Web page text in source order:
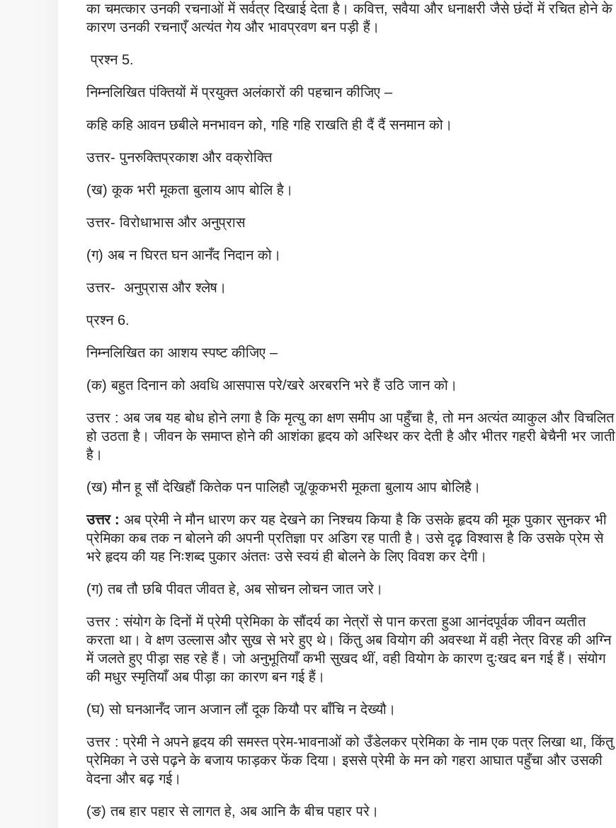
का चमत्कार उनकी रचनाओं में सर्वत्र दिखाई देता है। कवित्त, सवैया और धनाक्षरी जैसे छंदों में रचित होने के
कारण उनकी रचनाएँ अत्यंत गेय और भावप्रवण बन पड़ी हैं।
प्रश्न 5.
निम्नलिखित पंक्तियों में प्रयुक्त अलंकारों की पहचान कीजिए –
कहि कहि आवन छबीले मनभावन को, गहि गहि राखति ही दैं दैं सनमान को।
उत्तर- पुनरुक्तिप्रकाश और वक्रोक्ति
(ख) कूक भरी मूकता बुलाय आप बोलि है।
उत्तर- विरोधाभास और अनुप्रास
(ग) अब न घिरत घन आनँद निदान को।
उत्तर- अनुप्रास और श्लेष।
प्रश्न 6.
निम्नलिखित का आशय स्पष्ट कीजिए –
(क) बहुत दिनान को अवधि आसपास परे/खरे अरबरनि भरे हैं उठि जान को।
उत्तर : अब जब यह बोध होने लगा है कि मृत्यु का क्षण समीप आ पहुँचा है, तो मन अत्यंत व्याकुल और विचलित
हो उठता है। जीवन के समाप्त होने की आशंका हृदय को अस्थिर कर देती है और भीतर गहरी बेचैनी भर जाती
है।
(ख) मौन हू सौं देखिहौं कितेक पन पालिहौ जू/कूकभरी मूकता बुलाय आप बोलिहै।
उत्तर : अब प्रेमी ने मौन धारण कर यह देखने का निश्चय किया है कि उसके हृदय की मूक पुकार सुनकर भी
प्रेमिका कब तक न बोलने की अपनी प्रतिज्ञा पर अडिग रह पाती है। उसे दृढ़ विश्वास है कि उसके प्रेम से
भरे हृदय की यह निःशब्द पुकार अंततः उसे स्वयं ही बोलने के लिए विवश कर देगी।
(ग) तब तौ छबि पीवत जीवत हे, अब सोचन लोचन जात जरे।
उत्तर : संयोग के दिनों में प्रेमी प्रेमिका के सौंदर्य का नेत्रों से पान करता हुआ आनंदपूर्वक जीवन व्यतीत
करता था। वे क्षण उल्लास और सुख से भरे हुए थे। किंतु अब वियोग की अवस्था में वही नेत्र विरह की अग्नि
में जलते हुए पीड़ा सह रहे हैं। जो अनुभूतियाँ कभी सुखद थीं, वही वियोग के कारण दुःखद बन गई हैं। संयोग
की मधुर स्मृतियाँ अब पीड़ा का कारण बन गई हैं।
(घ) सो घनआनँद जान अजान लौं दूक कियौ पर बाँचि न देख्यौ।
उत्तर : प्रेमी ने अपने हृदय की समस्त प्रेम-भावनाओं को उँडेलकर प्रेमिका के नाम एक पत्र लिखा था, किंतु
प्रेमिका ने उसे पढ़ने के बजाय फाड़कर फेंक दिया। इससे प्रेमी के मन को गहरा आघात पहुँचा और उसकी
वेदना और बढ़ गई।
(ङ) तब हार पहार से लागत हे, अब आनि कै बीच पहार परे।